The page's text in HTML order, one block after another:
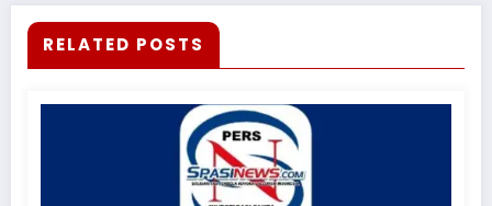
RELATED POSTS